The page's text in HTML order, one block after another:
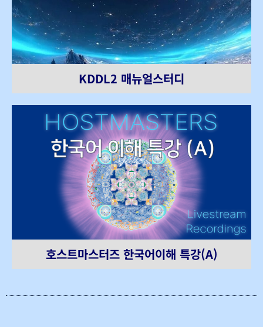
KDDL2 매뉴얼스터디
호스트마스터즈 한국어이해 특강(A)